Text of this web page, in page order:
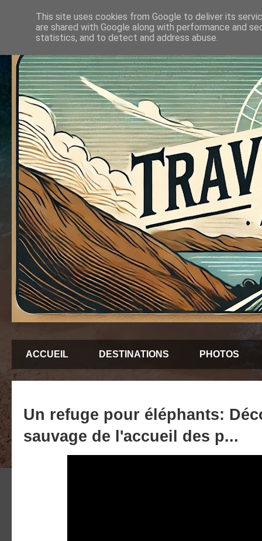
ACCUEIL DESTINATIONS PHOTOS
Un refuge pour éléphants:
sauvage de l'accueil des p...
This site uses cookies from Google to deliver its
are shared with Google along with performance and
statistics, and to detect and address abuse.